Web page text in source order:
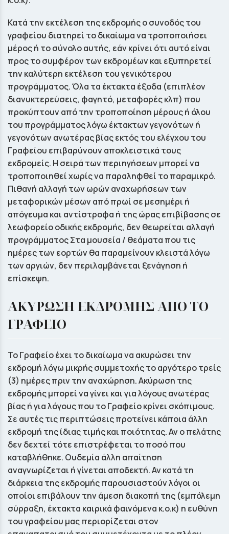
Κατά την εκτέλεση της εκδρομής ο συνοδός του
γραφείου διατηρεί το δικαίωμα να τροποποιήσει
μέρος ή το σύνολο αυτής, εάν κρίνει ότι αυτό είναι
προς το συμφέρον των εκδρομέων και εξυπηρετεί
την καλύτερη εκτέλεση του γενικότερου
προγράμματος. Όλα τα έκτακτα έξοδα (επιπλέον
διανυκτερεύσεις, φαγητό, μεταφορές κλπ) που
προκύπτουν από την τροποποίηση μέρους ή όλου
του προγράμματος λόγω έκτακτων γεγονότων ή
γεγονότων ανωτέρας βίας εκτός του ελέγχου του
Γραφείου επιβαρύνουν αποκλειστικά τους
εκδρομείς. Η σειρά των περιηγήσεων μπορεί να
τροποποιηθεί χωρίς να παραληφθεί το παραμικρό.
Πιθανή αλλαγή των ωρών αναχωρήσεων των
μεταφορικών μέσων από πρωί σε μεσημέρι ή
απόγευμα και αντίστροφα ή της ώρας επιβίβασης σε
λεωφορείο οδικής εκδρομής, δεν θεωρείται αλλαγή
προγράμματος Στα μουσεία / θεάματα που τις
ημέρες των εορτών θα παραμείνουν κλειστά λόγω
των αργιών, δεν περιλαμβάνεται ξενάγηση ή
επίσκεψη.
ΑΚΥΡΩΣΗ ΕΚΔΡΟΜΗΣ ΑΠΟ ΤΟ
ΓΡΑΦΕΙΟ
Το Γραφείο έχει το δικαίωμα να ακυρώσει την
εκδρομή λόγω μικρής συμμετοχής το αργότερο τρείς
(3) ημέρες πριν την αναχώρηση. Ακύρωση της
εκδρομής μπορεί να γίνει και για λόγους ανωτέρας
βίας ή για λόγους που το Γραφείο κρίνει σκόπιμους.
Σε αυτές τις περιπτώσεις προτείνει κάποια άλλη
εκδρομή της ίδιας τιμής και ποιότητας. Αν ο πελάτης
δεν δεχτεί τότε επιστρέφεται το ποσό που
καταβλήθηκε. Ουδεμία άλλη απαίτηση
αναγνωρίζεται ή γίνεται αποδεκτή. Αν κατά τη
διάρκεια της εκδρομής παρουσιαστούν λόγοι οι
οποίοι επιβάλουν την άμεση διακοπή της (εμπόλεμη
σύρραξη, έκτακτα καιρικά φαινόμενα κ.ο.κ) η ευθύνη
του γραφείου μας περιορίζεται στον